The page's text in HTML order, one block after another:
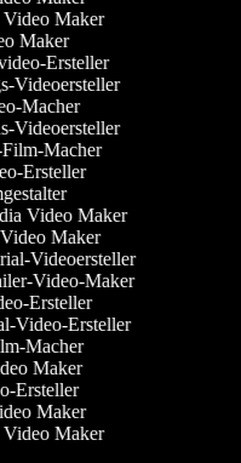
Video Maker
Maker
Ersteller
Videoersteller
Macher
Videoersteller
Film-Macher
Ersteller
Video Maker
Video Maker
Videoersteller
Video-Maker
Ersteller
Video-Ersteller
Macher
Maker
Ersteller
Maker
Video Maker